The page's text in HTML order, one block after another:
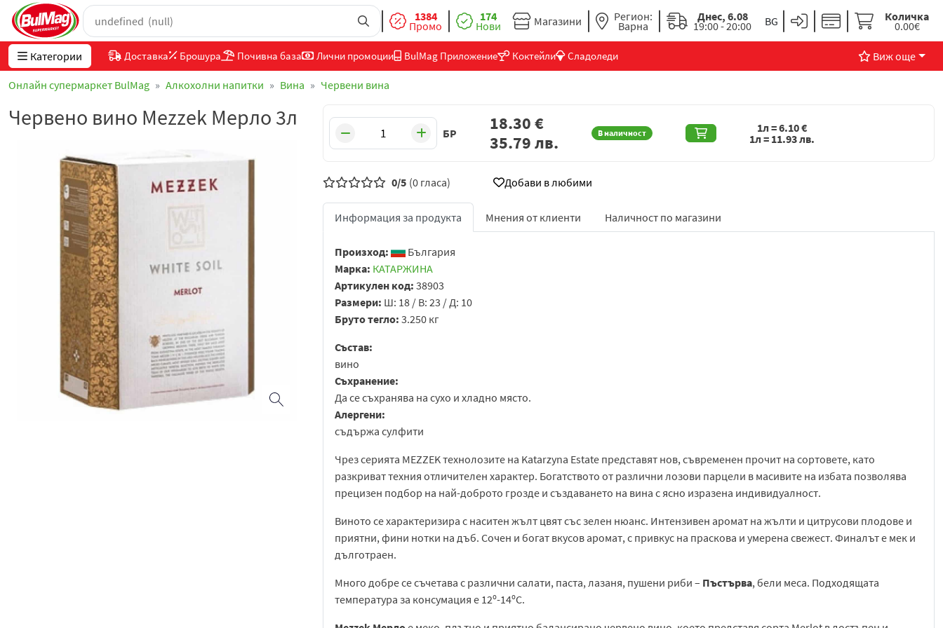
1384
Промо
174
Нови Магазини Регион:
Варна
Днес, 6.08
19:00 - 20:00
Количка
0.00€
Категории Доставка Брошура Почивна база Лични промоции BulMag Приложение Коктейли Сладоледи Виж още
Онлайн супермаркет BulMag Алкохолни напитки Вина Червени вина
Червено вино Mezzek Мерло 3л
БР В наличност
18.30€
35.79лв.
1л =6.10€
1л = 11.93лв.
0/5 (0 гласа) Добави в любими
Информация за продукта Мнения от клиенти Наличност по магазини
Произход:
България
Марка: КАТАРЖИНА
Артикулен код: 38903
Размери: Ш: 18 / В: 23 / Д: 10
Бруто тегло: 3.250 кг
Състав:
вино
Съхранение:
Да се съхранява на сухо и хладно място.
Алергени:
съдържа сулфити
Чрез серията MEZZEK технолозите на Katarzyna Estate представят нов, съвременен прочит на сортовете, като
разкриват техния отличителен характер. Богатството от различни лозови парцели в масивите на избата позволява
прецизен подбор на най-доброто грозде и създаването на вина с ясно изразена индивидуалност.
Виното се характеризира с наситен жълт цвят със зелен нюанс. Интензивен аромат на жълти и цитрусови плодове и
приятни, фини нотки на дъб. Сочен и богат вкусов аромат, с привкус на праскова и умерена свежест. Финалът е мек и
дълготраен.
Много добре се съчетава с различни салати, паста, лазаня, пушени риби – Пъстърва, бели меса. Подходящата
температура за консумация е 12⁰-14⁰C.